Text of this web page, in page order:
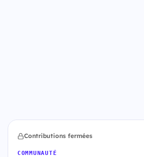
Contributions fermées
COMMUNAUTÉ